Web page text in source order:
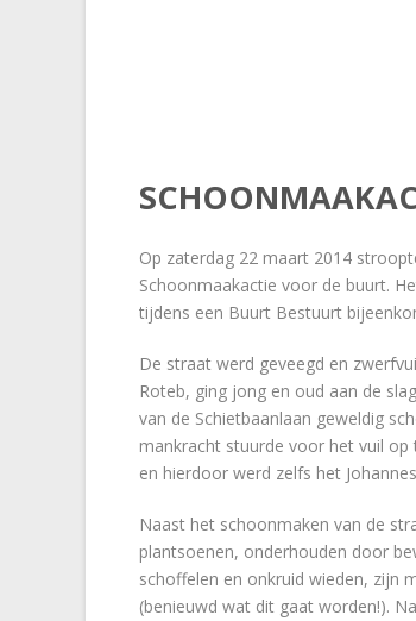
Op zaterdag 22 maart 2014
Schoonmaakactie voor de buurt.
tijdens een Buurt Bestuurt
De straat werd geveegd en
Roteb, ging jong en oud aan de
van de Schietbaanlaan geweldig
mankracht stuurde voor het vuil
en hierdoor werd zelfs het
Naast het schoonmaken van de
plantsoenen, onderhouden door
schoffelen en onkruid wieden, zijn
(benieuwd wat dit gaat worden!).